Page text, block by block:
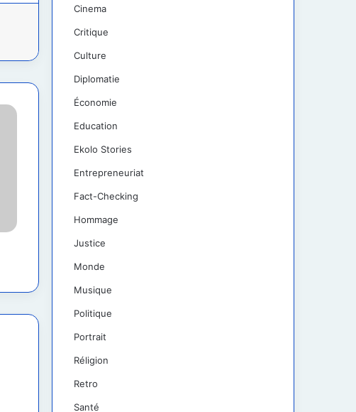
Cinema
Critique
Culture
Diplomatie
Économie
Education
Ekolo Stories
Entrepreneuriat
Fact-Checking
Hommage
Justice
Monde
Musique
Politique
Portrait
Réligion
Retro
Santé